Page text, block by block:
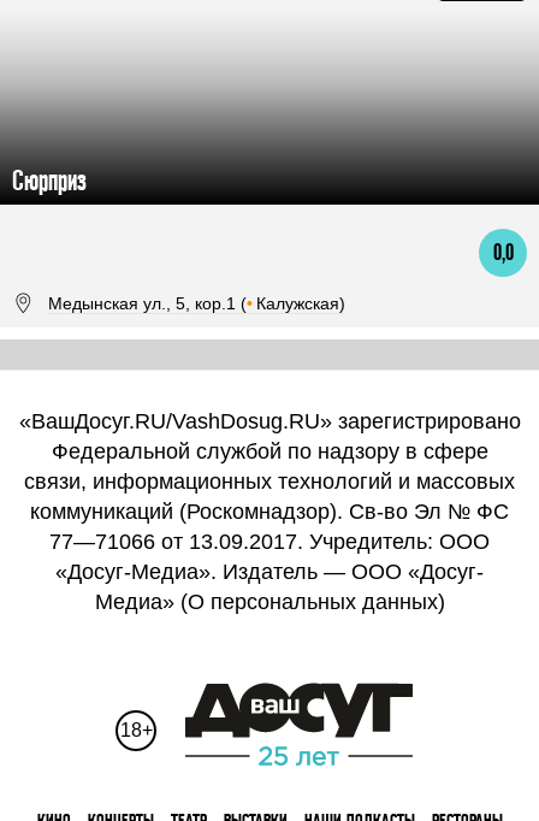
Сюрприз
0,0
Медынская ул., 5, кор.1 (• Калужская)
«ВашДосуг.RU/VashDosug.RU» зарегистрировано
Федеральной службой по надзору в сфере
связи, информационных технологий и массовых
коммуникаций (Роскомнадзор). Св-во Эл № ФС
77—71066 от 13.09.2017. Учредитель: ООО
«Досуг-Медиа». Издатель — ООО «Досуг-
Медиа» (О персональных данных)
18+